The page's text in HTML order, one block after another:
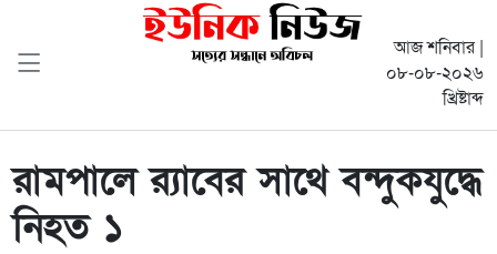
আজ শনিবার |
০৮-০৮-২০২৬
খ্রিষ্টাব্দ
রামপালে র‌্যাবের সাথে বন্দুকযুদ্ধে
নিহত ১